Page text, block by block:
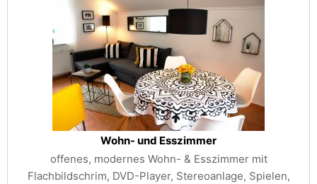
Wohn- und Esszimmer
offenes, modernes Wohn- & Esszimmer mit
Flachbildschrim, DVD-Player, Stereoanlage, Spielen,